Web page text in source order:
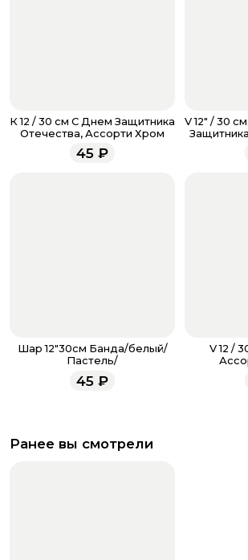
звоните по номеру телефона
8
напишите WhatsApp
+7 937 333-
менеджеры работают ежедневно
всегда рады проконсультировать
К 12 / 30 см С Днем Защитника
Отечества, Ассорти Хром
45 ₽
V 12" / 30 см 23 Февраля, День
Шар 12"30см Банда/белый/
Пастель/
45 ₽
V 12 /
Ранее вы смотрели